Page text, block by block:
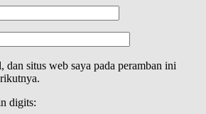
dan situs web saya pada peramban ini
digits: